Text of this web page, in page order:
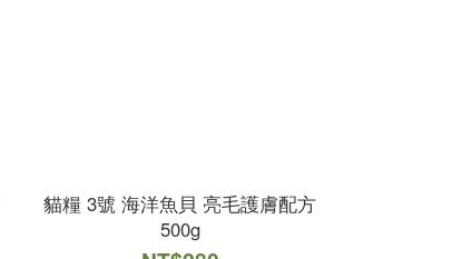
貓糧 3號 海洋魚貝 亮毛護膚配方
500g